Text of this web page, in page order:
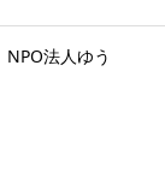
NPO法人ゆう